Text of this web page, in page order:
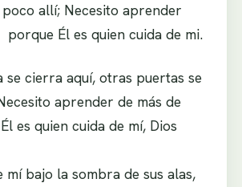
allí; Necesito aprender
Él es quien cuida de mi.
se cierra aquí, otras puertas se
aprender de más de
es quien cuida de mí, Dios
mí bajo la sombra de sus alas,